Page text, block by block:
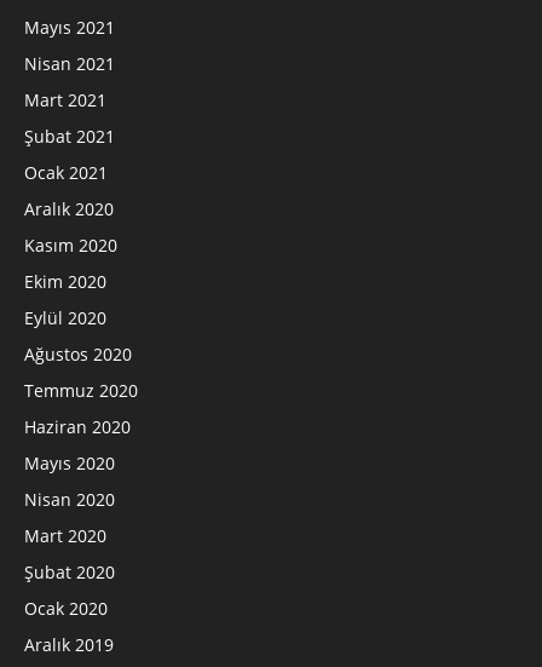
Mayıs 2021
Nisan 2021
Mart 2021
Şubat 2021
Ocak 2021
Aralık 2020
Kasım 2020
Ekim 2020
Eylül 2020
Ağustos 2020
Temmuz 2020
Haziran 2020
Mayıs 2020
Nisan 2020
Mart 2020
Şubat 2020
Ocak 2020
Aralık 2019